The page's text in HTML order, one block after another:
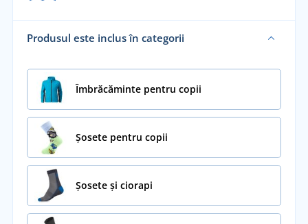
Produsul este inclus în categorii
Îmbrăcăminte pentru copii
Șosete pentru copii
Șosete și ciorapi